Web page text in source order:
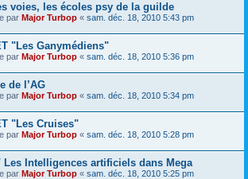
voies, les écoles psy de la guilde
par Major Turbop « sam. déc. 18, 2010 5:43 pm
"Les Ganymédiens"
par Major Turbop « sam. déc. 18, 2010 5:36 pm
de l’AG
par Major Turbop « sam. déc. 18, 2010 5:34 pm
"Les Cruises"
par Major Turbop « sam. déc. 18, 2010 5:28 pm
Les Intelligences artificiels dans Mega
par Major Turbop « sam. déc. 18, 2010 5:25 pm